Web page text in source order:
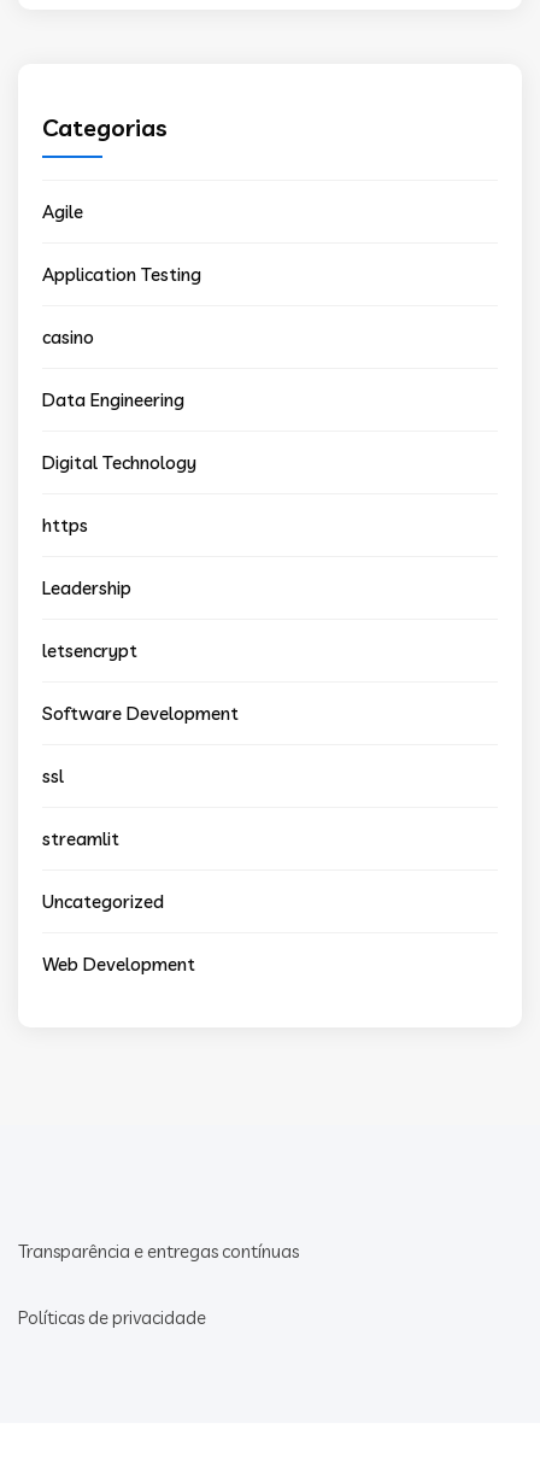
Categorias
Agile
Application Testing
casino
Data Engineering
Digital Technology
https
Leadership
letsencrypt
Software Development
ssl
streamlit
Uncategorized
Web Development
Transparência e entregas contínuas
Políticas de privacidade